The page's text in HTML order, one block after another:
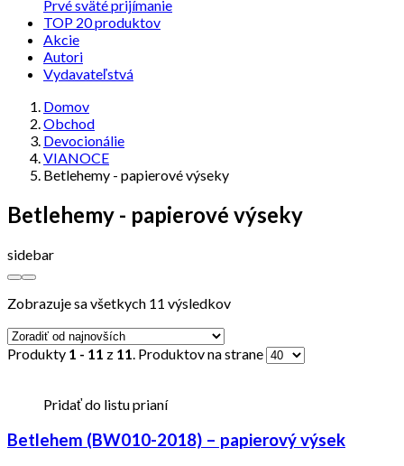
Prvé sväté prijímanie
TOP 20 produktov
Akcie
Autori
Vydavateľstvá
Domov
Obchod
Devocionálie
VIANOCE
Betlehemy - papierové výseky
Betlehemy - papierové výseky
sidebar
Zobrazuje sa všetkych 11 výsledkov
Produkty 1 - 11 z 11 . Produktov na strane
Pridať do listu prianí
Betlehem (BW010-2018) – papierový výsek